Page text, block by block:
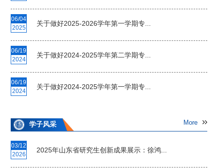
06/04
2025
关于做好2025-2026学年第一学期专...
06/19
2024
关于做好2024-2025学年第二学期专...
06/19
2024
关于做好2024-2025学年第一学期专...
学子风采 More
03/12
2026
2025年山东省研究生创新成果展示：徐鸿...